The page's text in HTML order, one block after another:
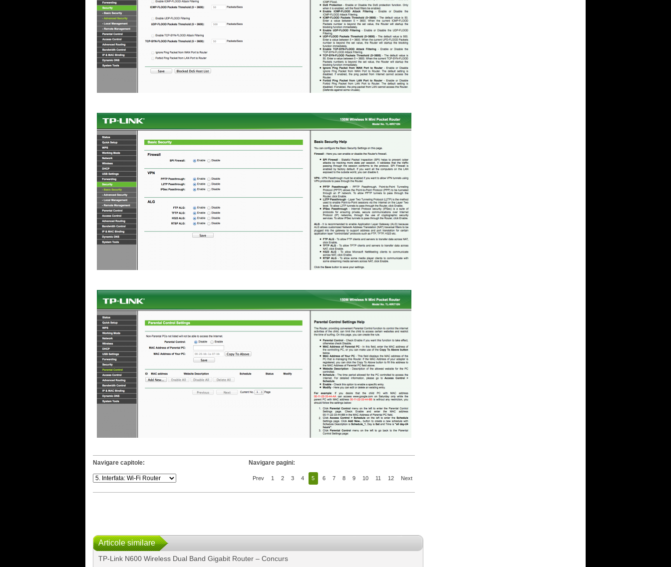
Navigare capitole: Navigare pagini:
Prev 1 2 3 4 5 6 7 8 9 10 11 12 Next
Articole similare
TP-Link N600 Wireless Dual Band Gigabit Router – Concurs